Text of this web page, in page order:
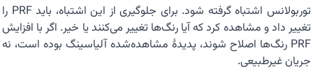
توربولانس اشتباه گرفته شود. برای جلوگیری از این اشتباه، باید PRF را
تغییر داد و مشاهده کرد که آیا رنگ‌ها تغییر می‌کنند یا خیر. اگر با افزایش
PRF رنگ‌ها اصلاح شوند، پدیدهٔ مشاهده‌شده آلیاسینگ بوده است، نه
جریان غیرطبیعی.